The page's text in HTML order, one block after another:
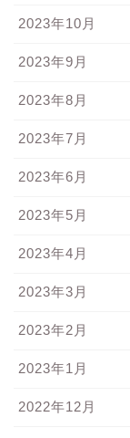
2023年10月
2023年9月
2023年8月
2023年7月
2023年6月
2023年5月
2023年4月
2023年3月
2023年2月
2023年1月
2022年12月